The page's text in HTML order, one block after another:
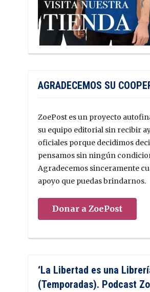
AGRADECEMOS SU
ZoePost es un proyecto
su equipo editorial sin recibir
oficiales porque decidimos
pensamos sin ningún
Agradecemos sinceramente
apoyo que puedas brindarnos.
Donar a ZoePost
‘La Libertad es una
(Temporadas). Podcast